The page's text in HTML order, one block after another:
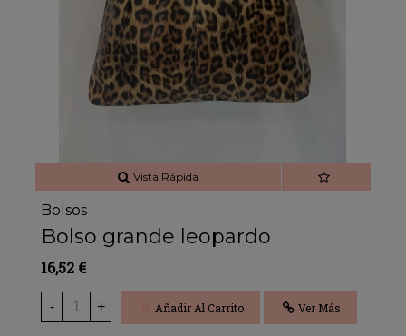
Vista Rápida
Bolsos
Bolso grande leopardo
16,52 €
- + Añadir Al Carrito Ver Más